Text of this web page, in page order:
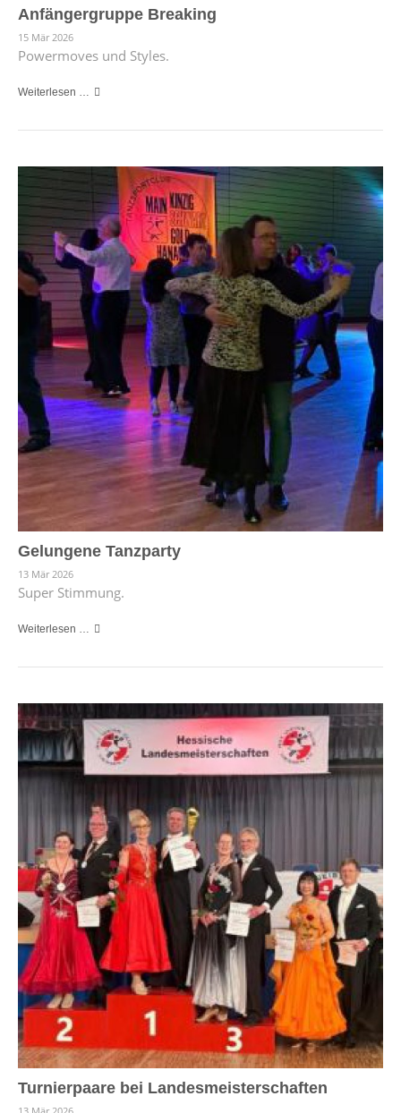
Anfängergruppe Breaking
15 Mär 2026
Powermoves und Styles.
Weiterlesen …
Gelungene Tanzparty
13 Mär 2026
Super Stimmung.
Weiterlesen …
Turnierpaare bei Landesmeisterschaften